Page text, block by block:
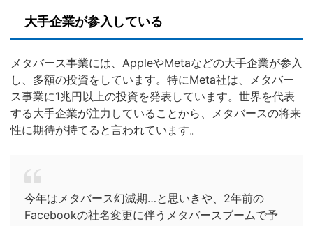
大手企業が参入している
メタバース事業には、AppleやMetaなどの大手企業が参入
し、多額の投資をしています。特にMeta社は、メタバー
ス事業に1兆円以上の投資を発表しています。世界を代表
する大手企業が注力していることから、メタバースの将来
性に期待が持てると言われています。
今年はメタバース幻滅期…と思いきや、2年前の
Facebookの社名変更に伴うメタバースブームで予